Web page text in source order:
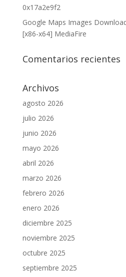
0x17a2e9f2
Google Maps Images
[x86-x64] MediaFire
Comentarios recientes
Archivos
agosto 2026
julio 2026
junio 2026
mayo 2026
abril 2026
marzo 2026
febrero 2026
enero 2026
diciembre 2025
noviembre 2025
octubre 2025
septiembre 2025